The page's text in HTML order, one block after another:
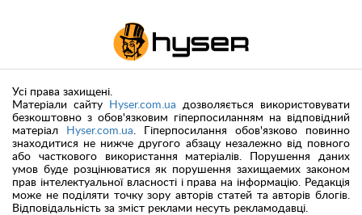
Усі права захищені.
Матеріали сайту
Hyser.com.ua дозволяється використовувати
безкоштовно з обов'язковим гіперпосиланням на відповідний
матеріал
Hyser.com.ua. Гіперпосилання обов'язково повинно
знаходитися не нижче другого абзацу незалежно від повного
або часткового використання матеріалів. Порушення даних
умов буде розцінюватися як порушення захищаемих законом
прав інтелектуальної власності і права на інформацію. Редакція
може не поділяти точку зору авторів статей та авторів блогів.
Відповідальність за зміст реклами несуть рекламодавці.